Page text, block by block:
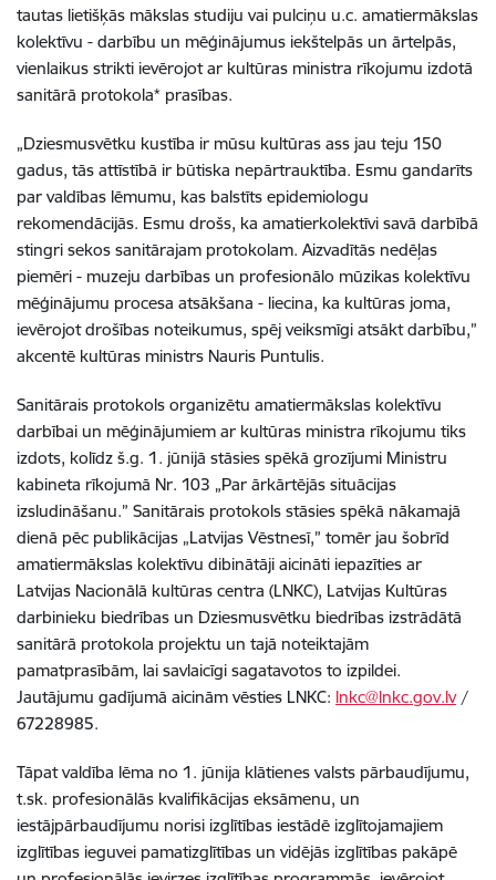
tautas lietišķās mākslas studiju vai pulciņu u.c. amatiermākslas
kolektīvu - darbību un mēģinājumus iekštelpās un ārtelpās,
vienlaikus strikti ievērojot ar kultūras ministra rīkojumu izdotā
sanitārā protokola* prasības.
„Dziesmusvētku kustība ir mūsu kultūras ass jau teju 150
gadus, tās attīstībā ir būtiska nepārtrauktība. Esmu gandarīts
par valdības lēmumu, kas balstīts epidemiologu
rekomendācijās. Esmu drošs, ka amatierkolektīvi savā darbībā
stingri sekos sanitārajam protokolam. Aizvadītās nedēļas
piemēri - muzeju darbības un profesionālo mūzikas kolektīvu
mēģinājumu procesa atsākšana - liecina, ka kultūras joma,
ievērojot drošības noteikumus, spēj veiksmīgi atsākt darbību,”
akcentē kultūras ministrs Nauris Puntulis.
Sanitārais protokols organizētu amatiermākslas kolektīvu
darbībai un mēģinājumiem ar kultūras ministra rīkojumu tiks
izdots, kolīdz š.g. 1. jūnijā stāsies spēkā grozījumi Ministru
kabineta rīkojumā Nr. 103 „Par ārkārtējās situācijas
izsludināšanu.” Sanitārais protokols stāsies spēkā nākamajā
dienā pēc publikācijas „Latvijas Vēstnesī,” tomēr jau šobrīd
amatiermākslas kolektīvu dibinātāji aicināti iepazīties ar
Latvijas Nacionālā kultūras centra (LNKC), Latvijas Kultūras
darbinieku biedrības un Dziesmusvētku biedrības izstrādātā
sanitārā protokola projektu un tajā noteiktajām
pamatprasībām, lai savlaicīgi sagatavotos to izpildei.
Jautājumu gadījumā aicinām vēsties LNKC: lnkc@lnkc.gov.lv/
67228985.
Tāpat valdība lēma no 1. jūnija klātienes valsts pārbaudījumu,
t.sk. profesionālās kvalifikācijas eksāmenu, un
iestājpārbaudījumu norisi izglītības iestādē izglītojamajiem
izglītības ieguvei pamatizglītības un vidējās izglītības pakāpē